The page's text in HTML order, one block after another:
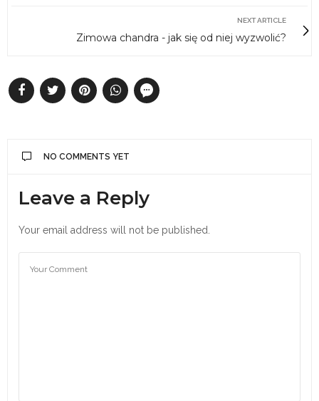
NEXT ARTICLE
Zimowa chandra - jak się od niej wyzwolić?
NO COMMENTS YET
Leave a Reply
Your email address will not be published.